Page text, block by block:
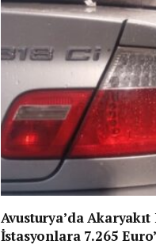
Avusturya’da
İstasyonlara 7.265